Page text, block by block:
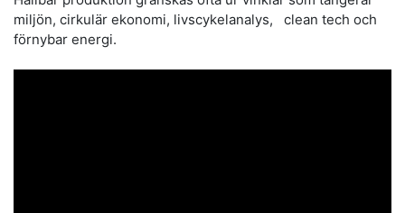
miljön, cirkulär ekonomi, livscykelanalys, clean tech och
förnybar energi.